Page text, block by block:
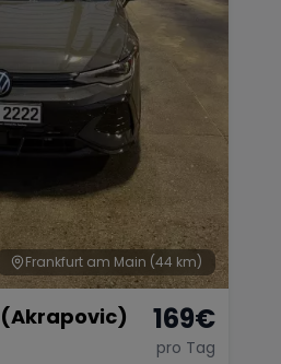
Frankfurt am Main (44 km)
169€
pro Tag